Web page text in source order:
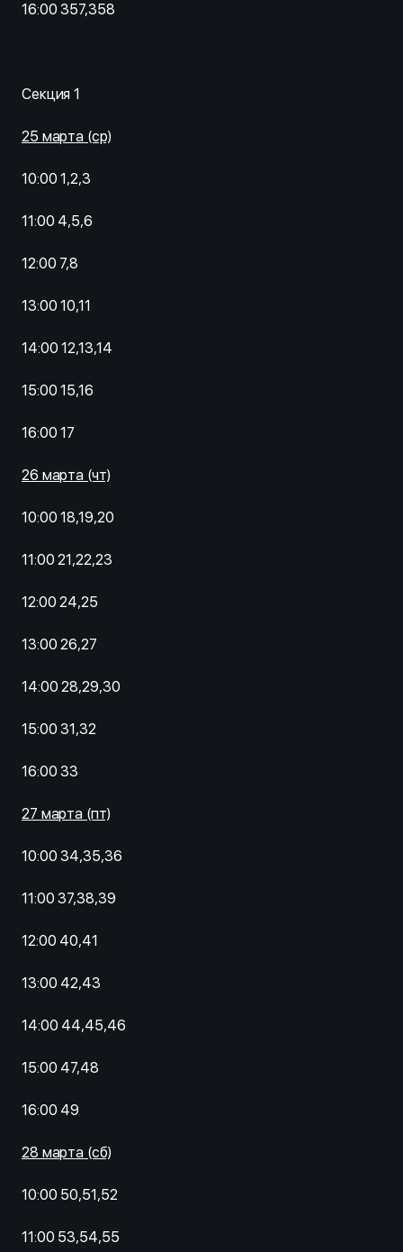
16:00 357,358
Секция 1
25 марта (ср)
10:00 1,2,3
11:00 4,5,6
12:00 7,8
13:00 10,11
14:00 12,13,14
15:00 15,16
16:00 17
26 марта (чт)
10:00 18,19,20
11:00 21,22,23
12:00 24,25
13:00 26,27
14:00 28,29,30
15:00 31,32
16:00 33
27 марта (пт)
10:00 34,35,36
11:00 37,38,39
12:00 40,41
13:00 42,43
14:00 44,45,46
15:00 47,48
16:00 49
28 марта (сб)
10:00 50,51,52
11:00 53,54,55